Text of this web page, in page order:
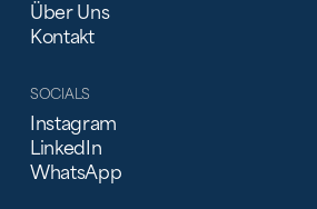
Über Uns
Kontakt
SOCIALS
Instagram
LinkedIn
WhatsApp